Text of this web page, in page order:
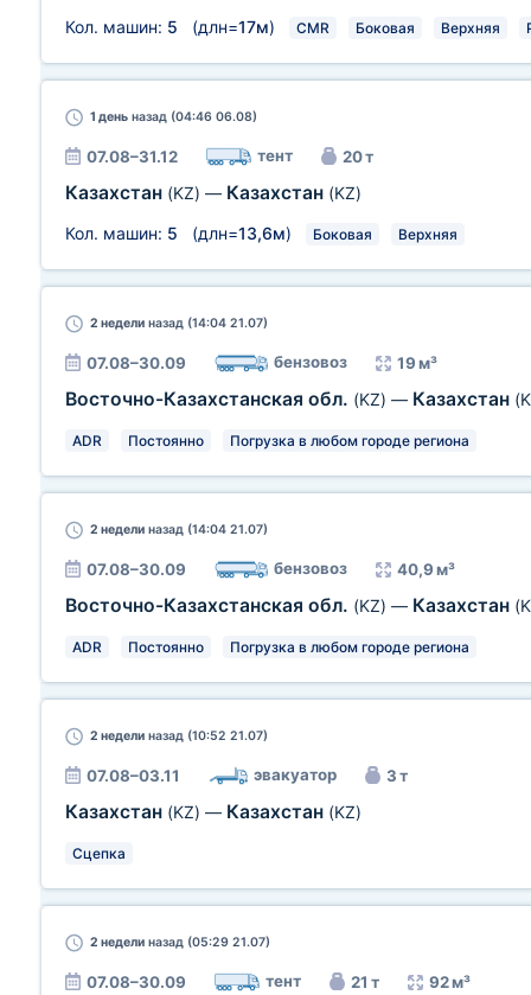
Кол. машин: 5 (длн=17м) CMR Боковая Верхняя
1 день назад (04:46 06.08)
07.08–31.12 тент 20 т
Казахстан (KZ) — Казахстан (KZ)
Кол. машин: 5 (длн=13,6м) Боковая Верхняя
2 недели назад (14:04 21.07)
07.08–30.09 бензовоз 19 м³
Восточно-Казахстанская обл. (KZ) — Казахстан
ADR Постоянно Погрузка в любом городе региона
2 недели назад (14:04 21.07)
07.08–30.09 бензовоз 40,9 м³
Восточно-Казахстанская обл. (KZ) — Казахстан
ADR Постоянно Погрузка в любом городе региона
2 недели назад (10:52 21.07)
07.08–03.11 эвакуатор 3 т
Казахстан (KZ) — Казахстан (KZ)
Сцепка
2 недели назад (05:29 21.07)
07.08–30.09 тент 21 т 92 м³